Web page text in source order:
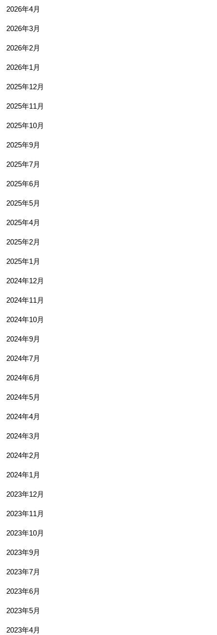
2026年4月
2026年3月
2026年2月
2026年1月
2025年12月
2025年11月
2025年10月
2025年9月
2025年7月
2025年6月
2025年5月
2025年4月
2025年2月
2025年1月
2024年12月
2024年11月
2024年10月
2024年9月
2024年7月
2024年6月
2024年5月
2024年4月
2024年3月
2024年2月
2024年1月
2023年12月
2023年11月
2023年10月
2023年9月
2023年7月
2023年6月
2023年5月
2023年4月